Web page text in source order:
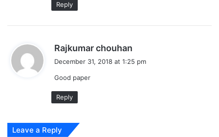
Reply
Rajkumar chouhan
a
December 31, 2018 at 1:25 pm
Good paper
Reply
Leave a Reply